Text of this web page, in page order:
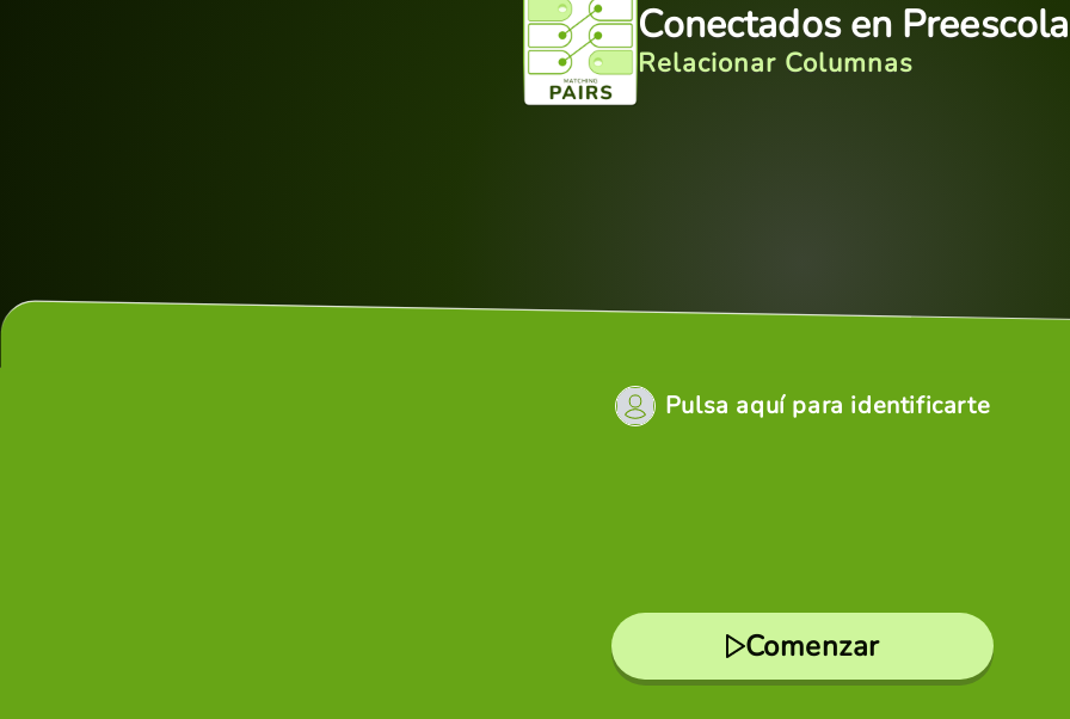
Conectados en
Relacionar Columnas
Pulsa aquí para identificarte
Comenzar